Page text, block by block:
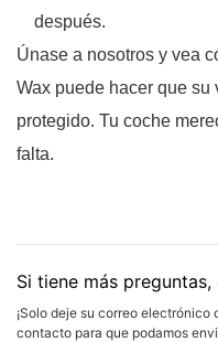
después.
Únase a nosotros y vea
Wax puede hacer que
protegido. Tu coche
falta.
Si tiene más
¡Solo deje su correo
contacto para que podamos